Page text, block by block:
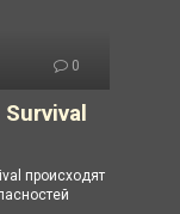
0
Survival
происходят